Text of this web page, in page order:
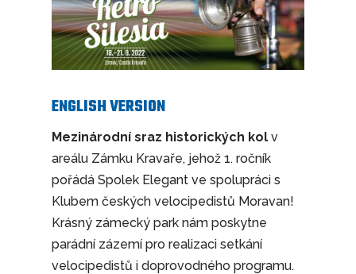
ENGLISH VERSION
Mezinárodní sraz historických kol v
areálu Zámku Kravaře, jehož 1. ročník
pořádá Spolek Elegant ve spolupráci s
Klubem českých velocipedistů Moravan!
Krásný zámecký park nám poskytne
parádní zázemí pro realizaci setkání
velocipedistů i doprovodného programu.